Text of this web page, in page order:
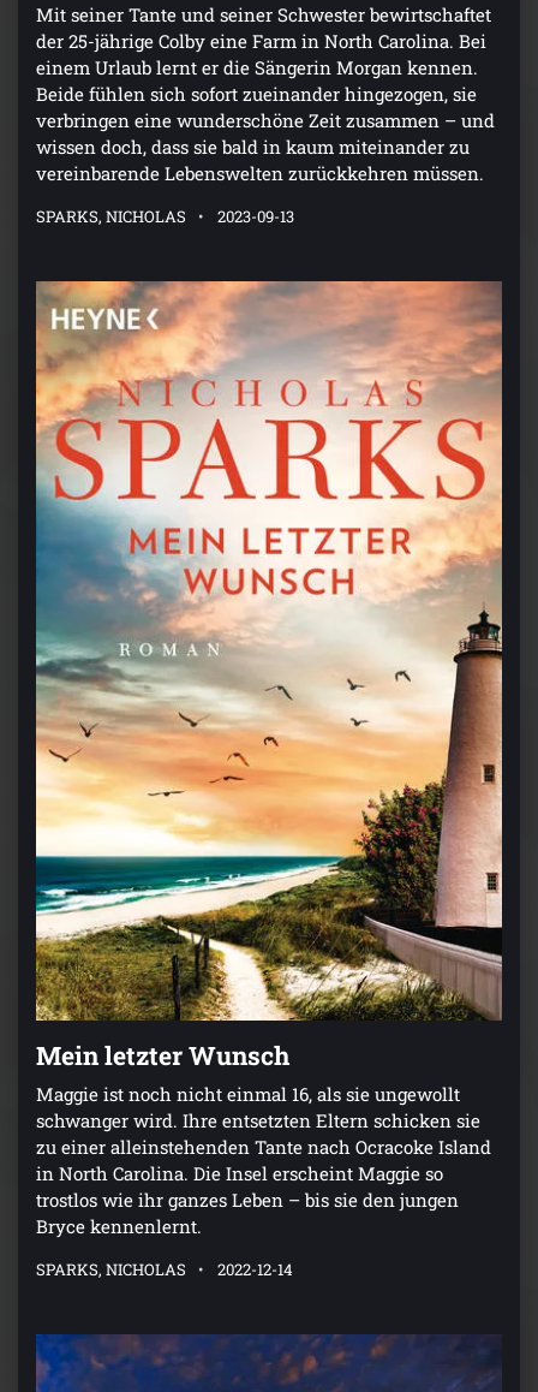
Mit seiner Tante und seiner Schwester bewirtschaftet
der 25-jährige Colby eine Farm in North Carolina. Bei
einem Urlaub lernt er die Sängerin Morgan kennen.
Beide fühlen sich sofort zueinander hingezogen, sie
verbringen eine wunderschöne Zeit zusammen – und
wissen doch, dass sie bald in kaum miteinander zu
vereinbarende Lebenswelten zurückkehren müssen.
SPARKS, NICHOLAS 2023-09-13
Mein letzter Wunsch
Maggie ist noch nicht einmal 16, als sie ungewollt
schwanger wird. Ihre entsetzten Eltern schicken sie
zu einer alleinstehenden Tante nach Ocracoke Island
in North Carolina. Die Insel erscheint Maggie so
trostlos wie ihr ganzes Leben – bis sie den jungen
Bryce kennenlernt.
SPARKS, NICHOLAS 2022-12-14